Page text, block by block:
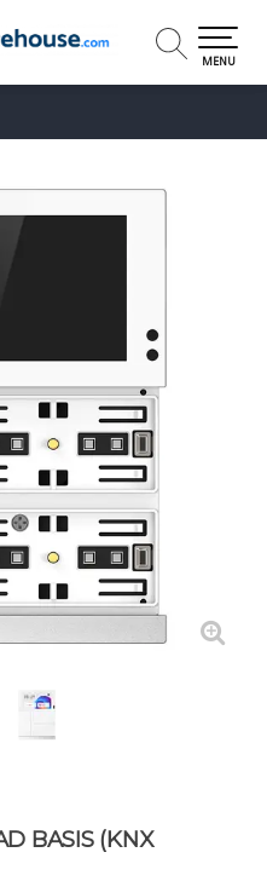
MENU
BASIS (KNX